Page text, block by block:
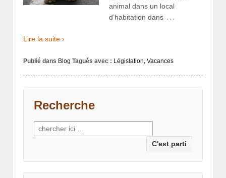
animal dans un local
d’habitation dans …
Lire la suite ›
Publié dans Blog Tagués avec : Législation, Vacances
Recherche
Recherche pour: